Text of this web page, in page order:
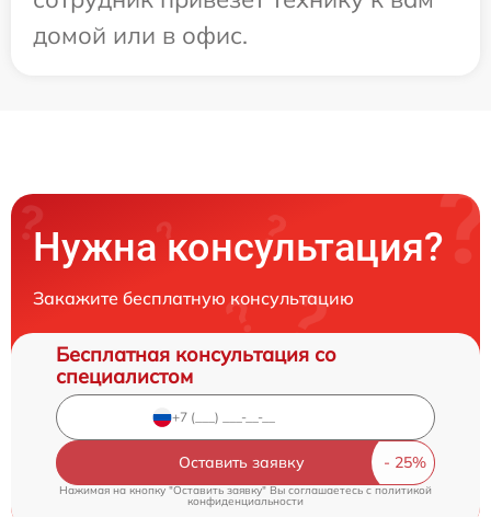
домой или в офис.
Нужна консультация?
Закажите бесплатную консультацию
Бесплатная консультация со
специалистом
Оставить заявку
Нажимая на кнопку "Оставить заявку" Вы соглашаетесь cполитикой
конфиденциальности